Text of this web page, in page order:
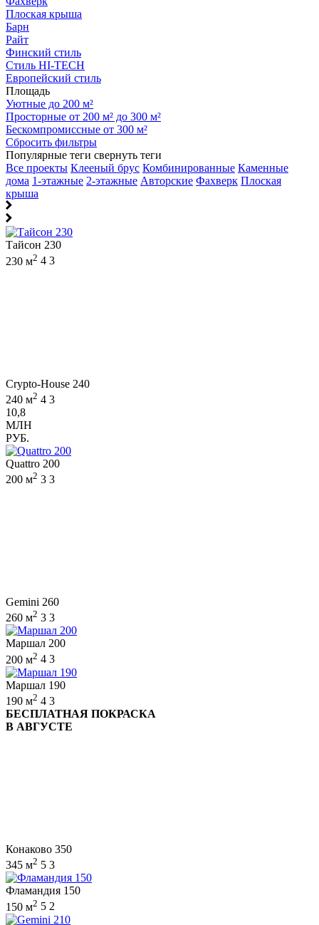
Плоская крыша
Барн
Райт
Финский стиль
Стиль HI-TECH
Европейский стиль
Площадь
Уютные до 200 м²
Просторные от 200 м² до 300 м²
Бескомпромиссные от 300 м²
Сбросить фильтры
Популярные теги свернуть теги
Все проекты Клееный брус Комбинированные Каменные
дома 1-этажные 2-этажные Авторские Фахверк Плоская
крыша
Тайсон 230
230 м2 4 3
Crypto-House 240
240 м2 4 3
10,8
МЛН
РУБ.
Quattro 200
200 м2 3 3
Gemini 260
260 м2 3 3
Маршал 200
200 м2 4 3
Маршал 190
190 м2 4 3
БЕСПЛАТНАЯ ПОКРАСКА
В АВГУСТЕ
Конаково 350
345 м2 5 3
Фламандия 150
150 м2 5 2